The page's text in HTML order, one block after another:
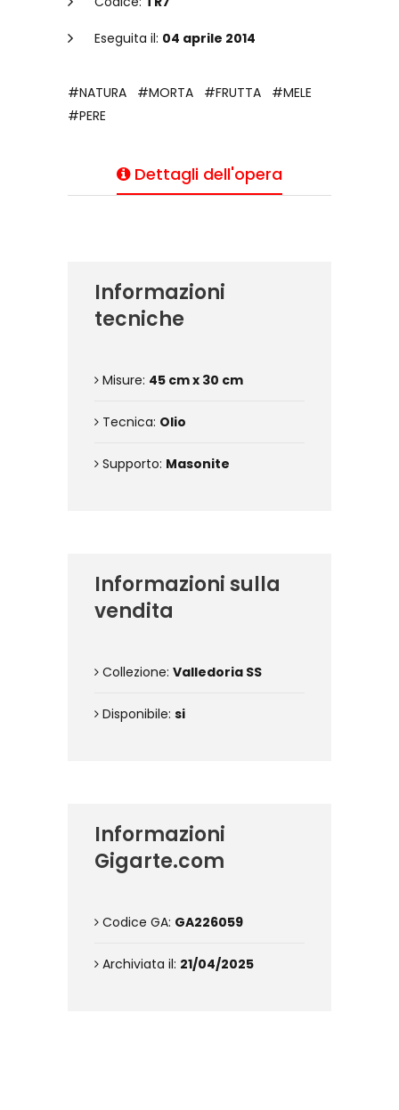
Eseguita il: 04 aprile 2014
#NATURA #MORTA #FRUTTA
#MELE
#PERE
Dettagli dell'opera
Informazioni
tecniche
Misure: 45 cm x 30 cm
Tecnica: Olio
Supporto: Masonite
Informazioni sulla
vendita
Collezione: Valledoria SS
Disponibile: si
Informazioni
Gigarte.com
Codice GA: GA226059
Archiviata il: 21/04/2025